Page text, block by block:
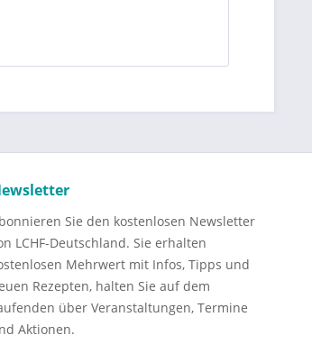
Sie den kostenlosen Newsletter
LCHF-Deutschland. Sie erhalten
Mehrwert mit Infos, Tipps und
Rezepten, halten Sie auf dem
über Veranstaltungen, Termine
Aktionen.